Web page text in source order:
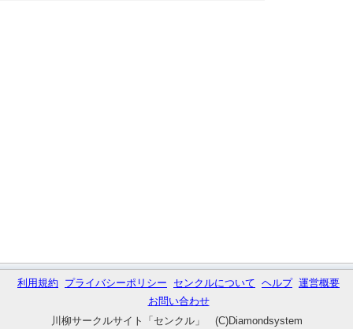
利用規約 プライバシーポリシー センクルについて ヘルプ 運営概要
お問い合わせ
川柳サークルサイト「センクル」 (C)Diamondsystem